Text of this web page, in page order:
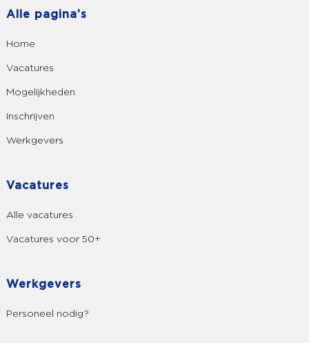
Alle pagina’s
Home
Vacatures
Mogelijkheden
Inschrijven
Werkgevers
Vacatures
Alle vacatures
Vacatures voor 50+
Werkgevers
Personeel nodig?